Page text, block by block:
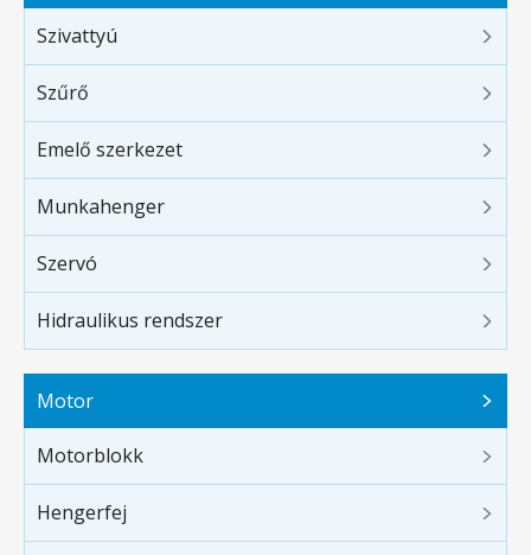
Szivattyú
Szűrő
Emelő szerkezet
Munkahenger
Szervó
Hidraulikus rendszer
Motor
Motorblokk
Hengerfej